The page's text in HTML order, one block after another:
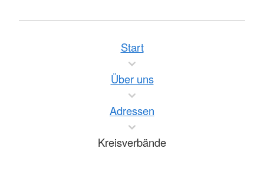
Start
Über uns
Adressen
Kreisverbände